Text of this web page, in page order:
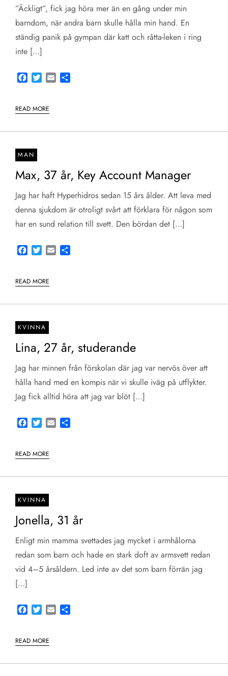
”Äckligt”, fick jag höra mer än en gång under min
barndom, när andra barn skulle hålla min hand. En
ständig panik på gympan där katt och råtta-leken i ring
inte […]
Facebook
TwitterEmail
READ MORE
MAN
Max, 37 år, Key Account Manager
Jag har haft Hyperhidros sedan 15 års ålder. Att leva med
denna sjukdom är otroligt svårt att förklara för någon som
har en sund relation till svett. Den bördan det […]
Facebook
TwitterEmail
READ MORE
KVINNA
Lina, 27 år, studerande
Jag har minnen från förskolan där jag var nervös över att
hålla hand med en kompis när vi skulle iväg på utflykter.
Jag fick alltid höra att jag var blöt […]
Facebook
TwitterEmail
READ MORE
KVINNA
Jonella, 31 år
Enligt min mamma svettades jag mycket i armhålorna
redan som barn och hade en stark doft av armsvett redan
vid 4–5 årsåldern. Led inte av det som barn förrän jag
[…]
Facebook
TwitterEmail
READ MORE